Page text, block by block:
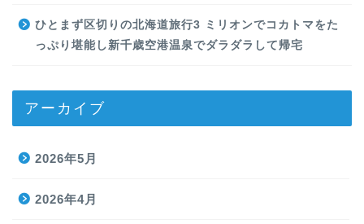
ひとまず区切りの北海道旅行3 ミリオンでコカトマをた
っぷり堪能し新千歳空港温泉でダラダラして帰宅
アーカイブ
2026年5月
2026年4月